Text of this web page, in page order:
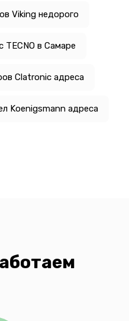
Viking недорого
TECNO в Самаре
Clatronic адреса
Koenigsmann адреса